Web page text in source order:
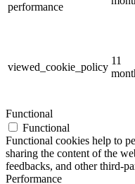
performance
viewed_cookie_policy
11
Functional
Functional
Functional cookies help to
sharing the content of the
feedbacks, and other third-
Performance